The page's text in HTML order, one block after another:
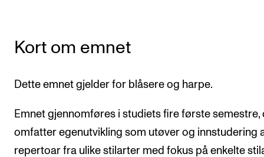
Publikasjoner
INTERNASJONALT
Utveksling
Internasjonal strategi
Samarbeidsprosjekter
Kort om emnet
Dette emnet gjelder for blåsere og harpe.
Emnet gjennomføres i studiets fire første semestre,
omfatter egenutvikling som utøver og innstudering
repertoar fra ulike stilarter med fokus på enkelte